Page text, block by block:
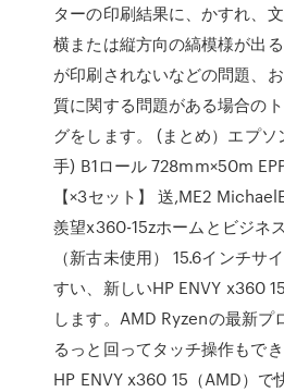
ターの印刷結果に、かすれ、
横または縦方向の縞模様が出
が印刷されないなどの問題、
質に関する問題がある場合の
グをします。 (まとめ）エプソ
手) B1ロール 728mm×50m
【×3セット】 送,ME2
羨望x360-15zホームとビジネ
（新古未使用） 15.6インチサ
すい、新しいHP ENVY x360
します。AMD Ryzenの最新プ
るっと回ってタッチ操作もで
HP ENVY x360 15（AMD）で